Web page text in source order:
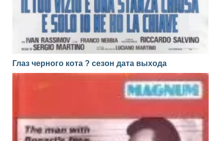
Глаз черного кота ? сезон дата выхода